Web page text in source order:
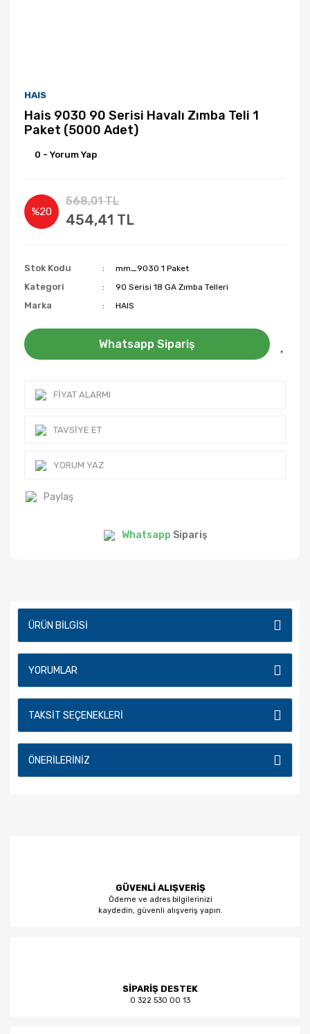
HAIS
Hais 9030 90 Serisi Havalı Zımba Teli 1
Paket (5000 Adet)
0 - Yorum Yap
%20
568,01 TL
454,41 TL
Stok Kodu mm_9030 1 Paket
Kategori 90 Serisi 18 GA Zımba Telleri
Marka HAIS
Whatsapp Sipariş
FIYAT ALARMI
TAVSIYE ET
YORUM YAZ
Paylaş
Whatsapp Sipariş
ÜRÜN BILGISI
YORUMLAR
TAKSIT SEÇENEKLERI
ÖNERILERINIZ
GÜVENLİ ALIŞVERİŞ
Ödeme ve adres bilgilerinizi
kaydedin, güvenli alışveriş yapın.
SİPARİŞ DESTEK
0 322 530 00 13